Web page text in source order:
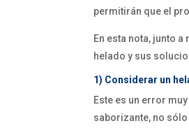
permitirán que el
En esta nota, junto
helado y sus
1) Considerar un
Este es un error
saborizante, no